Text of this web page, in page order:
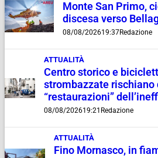
Monte San Primo,
discesa verso
08/08/202619:37Redazione
ATTUALITÀ
Centro storico e
strombazzate rischiano
“restaurazioni”
08/08/202619:21 Redazione
ATTUALITÀ
Fino Mornasco, in